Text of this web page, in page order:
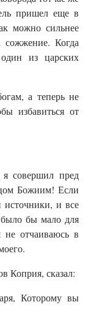
пришел еще в
можно сильнее
сожжение. Когда
из царских
а теперь не
избавиться от
совершил пред
Божиим! Если
и все
бы мало для
отчаиваюсь в
Коприя, сказал:
Которому вы